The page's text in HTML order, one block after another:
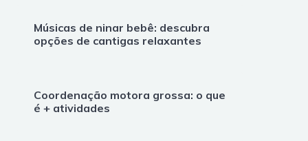
Músicas de ninar bebê: descubra
opções de cantigas relaxantes
Coordenação motora grossa: o que
é + atividades